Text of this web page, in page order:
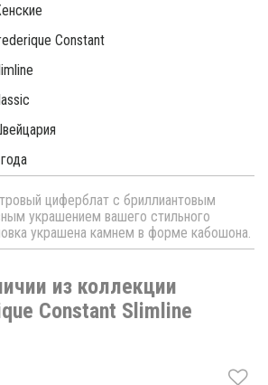
Constant
циферблат с бриллиантовым
украшением вашего стильного
украшена камнем в форме кабошона.
из коллекции
Constant Slimline